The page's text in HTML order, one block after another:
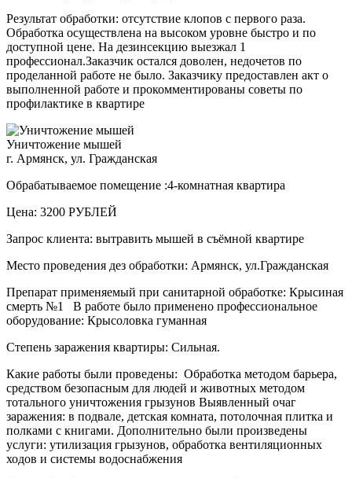
Результат обработки: отсутствие клопов с первого раза.
Обработка осуществлена на высоком уровне быстро и по
доступной цене. На дезинсекцию выезжал 1
профессионал.Заказчик остался доволен, недочетов по
проделанной работе не было. Заказчику предоставлен акт о
выполненной работе и прокомментированы советы по
профилактике в квартире
Уничтожение мышей
г. Армянск, ул. Гражданская
Обрабатываемое помещение :4-комнатная квартира
Цена: 3200 РУБЛЕЙ
Запрос клиента: вытравить мышей в съёмной квартире
Место проведения дез обработки: Армянск, ул.Гражданская
Препарат применяемый при санитарной обработке: Крысиная
смерть №1 В работе было применено профессиональное
оборудование: Крысоловка гуманная
Степень заражения квартиры: Сильная.
Какие работы были проведены: Обработка методом барьера,
средством безопасным для людей и животных методом
тотального уничтожения грызунов Выявленный очаг
заражения: в подвале, детская комната, потолочная плитка и
полками с книгами. Дополнительно были произведены
услуги: утилизация грызунов, обработка вентиляционных
ходов и системы водоснабжения